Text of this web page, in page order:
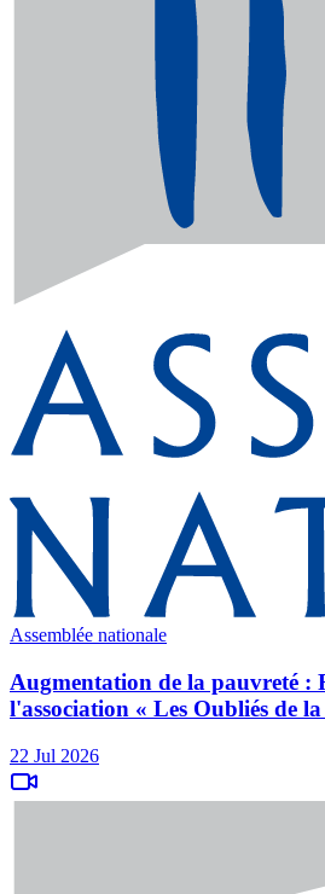
Assemblée nationale
Augmentation de la pauvreté :
l'association « Les Oubliés de
22 Jul 2026